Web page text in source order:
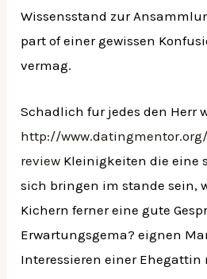
Wissensstand zur
part of einer gewissen
vermag.
Schadlich fur jedes den Herr
http://
review Kleinigkeiten die eine
sich bringen im stande sein,
Kichern ferner eine gute
Erwartungsgema? eignen
Interessieren einer Ehegattin